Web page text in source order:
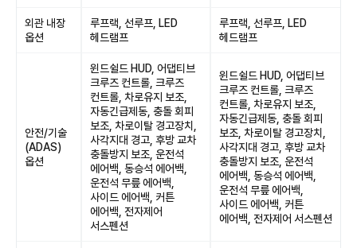
외관 내장
옵션
루프랙, 선루프, LED
헤드램프
루프랙, 선루프, LED
헤드램프
안전/기술
(ADAS)
옵션
윈드쉴드 HUD, 어댑티브
크루즈 컨트롤, 크루즈
컨트롤, 차로유지 보조,
자동긴급제동, 충돌 회피
보조, 차로이탈 경고장치,
사각지대 경고, 후방 교차
충돌방지 보조, 운전석
에어백, 동승석 에어백,
운전석 무릎 에어백,
사이드 에어백, 커튼
에어백, 전자제어
서스펜션
윈드쉴드 HUD, 어댑티브
크루즈 컨트롤, 크루즈
컨트롤, 차로유지 보조,
자동긴급제동, 충돌 회피
보조, 차로이탈 경고장치,
사각지대 경고, 후방 교차
충돌방지 보조, 운전석
에어백, 동승석 에어백,
운전석 무릎 에어백,
사이드 에어백, 커튼
에어백, 전자제어 서스펜션